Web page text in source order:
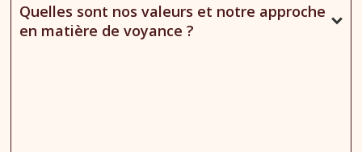
Quelles sont nos valeurs et notre approche
en matière de voyance ?